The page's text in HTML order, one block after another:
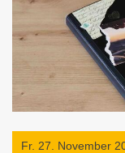
Fr. 27. November